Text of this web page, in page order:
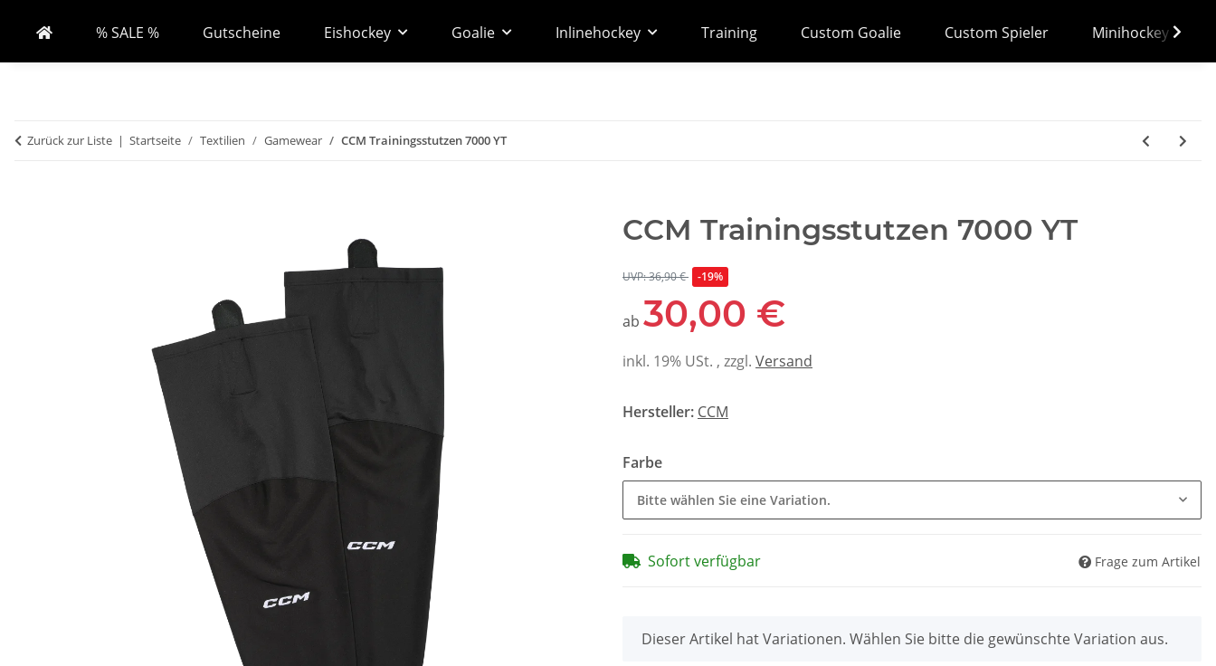
% SALE % Gutscheine Eishockey Goalie Inlinehockey Training Custom Goalie Custom Spieler Minihockey
Zurück zur Liste Startseite Textilien Gamewear CCM Trainingsstutzen 7000 YT
CCM Trainingsstutzen 7000 YT
UVP: 36,90 € -19%
ab 30,00 €
inkl. 19% USt. , zzgl. Versand
Hersteller: CCM
Farbe
Bitte wählen Sie eine Variation.
Sofort verfügbar Frage zum Artikel
x
Dieser Artikel hat Variationen. Wählen Sie bitte die gewünschte Variation aus.